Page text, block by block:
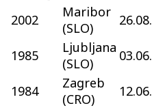
2002
Maribor
(SLO)
1985
Ljubljana
(SLO)
1984
Zagreb
(CRO)